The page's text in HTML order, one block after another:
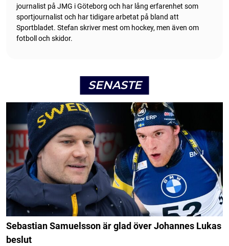
journalist på JMG i Göteborg och har lång erfarenhet som
sportjournalist och har tidigare arbetat på bland att
Sportbladet. Stefan skriver mest om hockey, men även om
fotboll och skidor.
SENASTE
Sebastian Samuelsson är glad över Johannes Lukas
beslut